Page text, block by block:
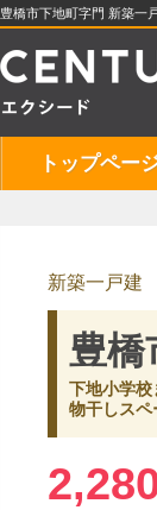
豊橋市下地町字門 新築一
トップペー
新築一戸建
豊
下地小学校
物干しスペ